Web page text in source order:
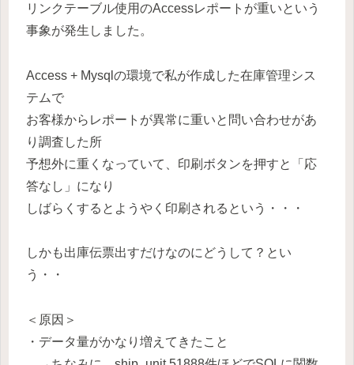
リンクテーブル使用のAccessレポートが重いという
事象が発生しました。
Access + Mysqlの環境で私が作成した在庫管理シス
テムで
お客様からレポートが異常に重いと問い合わせがあ
り調査した所
予想外に重くなっていて、印刷ボタンを押すと「応
答なし」になり
しばらくするとようやく印刷されるという・・・
しかも出庫伝票出すだけなのにどうして？とい
う・・
＜原因＞
・データ量がかなり増えてきたこと